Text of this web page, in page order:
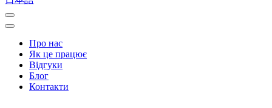
Про нас
Як це працює
Відгуки
Блог
Контакти